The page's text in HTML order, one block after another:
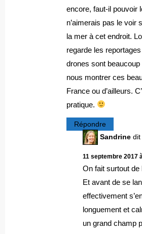
encore, faut-il pouvoir
n’aimerais pas le voir
la mer à cet endroit.
regarde les
drones sont
nous montrer ces
France ou d’ailleurs.
pratique.
Répondre
Sandrine dit
11 septembre 2017
On fait surtout de
Et avant de se
effectivement
longuement et
un grand champ